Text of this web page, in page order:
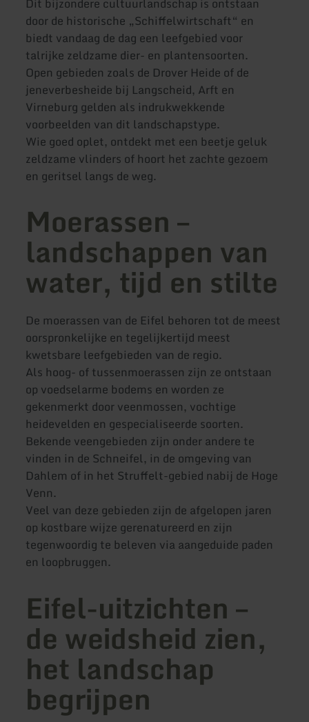
door de historische „Schiffelwirtschaft“ en
biedt vandaag de dag een leefgebied voor
talrijke zeldzame dier- en plantensoorten.
Open gebieden zoals de Drover Heide of de
jeneverbesheide bij Langscheid, Arft en
Virneburg gelden als indrukwekkende
voorbeelden van dit landschapstype.
Wie goed oplet, ontdekt met een beetje geluk
zeldzame vlinders of hoort het zachte gezoem
en geritsel langs de weg.
Moerassen –
landschappen van
water, tijd en stilte
De moerassen van de Eifel behoren tot de meest
oorspronkelijke en tegelijkertijd meest
kwetsbare leefgebieden van de regio.
Als hoog- of tussenmoerassen zijn ze ontstaan
op voedselarme bodems en worden ze
gekenmerkt door veenmossen, vochtige
heidevelden en gespecialiseerde soorten.
Bekende veengebieden zijn onder andere te
vinden in de Schneifel, in de omgeving van
Dahlem of in het Struffelt-gebied nabij de Hoge
Venn.
Veel van deze gebieden zijn de afgelopen jaren
op kostbare wijze gerenatureerd en zijn
tegenwoordig te beleven via aangeduide paden
en loopbruggen.
Eifel-uitzichten –
de weidsheid zien,
het landschap
begrijpen